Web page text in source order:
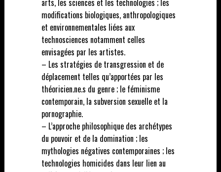
arts, les sciences et les technologies ; les
modifications biologiques, anthropologiques
et environnementales liées aux
technosciences notamment celles
envisagées par les artistes.
– Les stratégies de transgression et de
déplacement telles qu’apportées par les
théoricien.ne.s du genre ; le féminisme
contemporain, la subversion sexuelle et la
pornographie.
– L’approche philosophique des archétypes
du pouvoir et de la domination ; les
mythologies négatives contemporaines ; les
technologies homicides dans leur lien au